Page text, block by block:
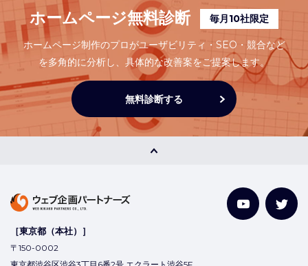
ホームページ無料診断 毎月10社限定
ホームページ制作のプロがユーザビリティ・SEO・競合など
を多角的に分析し、 具体的な改善案をご提案します。
無料診断する
［東京都（本社）］
〒150-0002